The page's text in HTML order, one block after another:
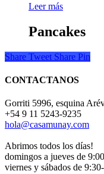
Leer más
Pancakes
Share Tweet Share Pin
CONTACTANOS
Gorriti 5996, esquina
+54 9 11 5243-9235
hola@casamunay.com
Abrimos todos los días!
domingos a jueves de
viernes y sábados de